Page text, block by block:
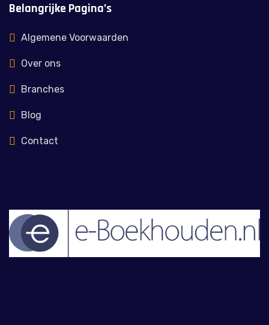
Belangrijke Pagina’s
Algemene Voorwaarden
Over ons
Branches
Blog
Contact